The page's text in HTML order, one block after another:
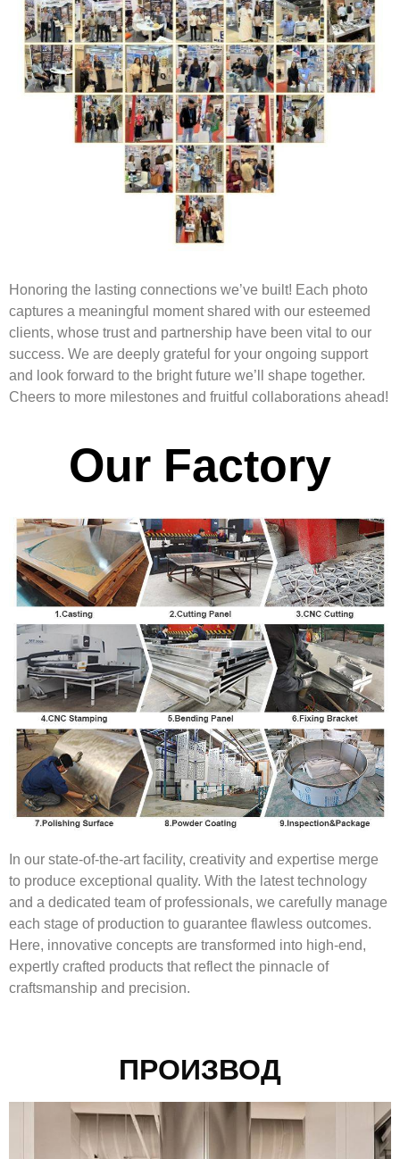
Honoring the lasting connections we’ve built! Each photo
captures a meaningful moment shared with our esteemed
clients, whose trust and partnership have been vital to our
success. We are deeply grateful for your ongoing support
and look forward to the bright future we’ll shape together.
Cheers to more milestones and fruitful collaborations ahead!
Our Factory
In our state-of-the-art facility, creativity and expertise merge
to produce exceptional quality. With the latest technology
and a dedicated team of professionals, we carefully manage
each stage of production to guarantee flawless outcomes.
Here, innovative concepts are transformed into high-end,
expertly crafted products that reflect the pinnacle of
craftsmanship and precision.
ПРОИЗВОД